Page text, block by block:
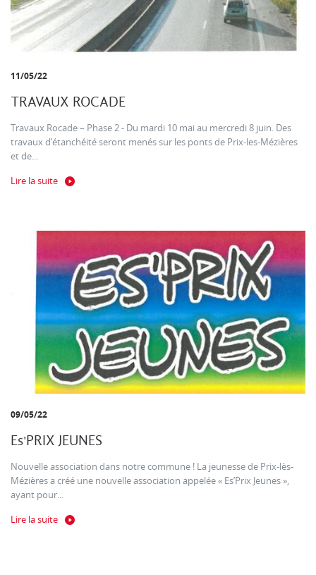
11/05/22
TRAVAUX ROCADE
Travaux Rocade – Phase 2 - Du mardi 10 mai au mercredi 8 juin. Des
travaux d’étanchéité seront menés sur les ponts de Prix-les-Mézières
et de...
Lire la suite
09/05/22
Es'PRIX JEUNES
Nouvelle association dans notre commune ! La jeunesse de Prix-lès-
Mézières a créé une nouvelle association appelée « Es’Prix Jeunes »,
ayant pour...
Lire la suite